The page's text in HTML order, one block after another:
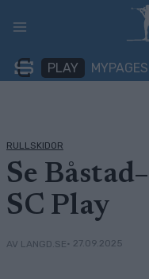
PLAY MYPAGES
RULLSKIDOR
Se
SC Play
AV LANGD.SE• 27.09.2025